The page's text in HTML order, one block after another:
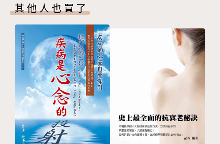
拾樂觀心態、恢復有品質的睡眠、培養心理韌性、增強
免疫防禦力、並重新融入環境以重拾或維護健康。
「嵐士義的觀點非常珍貴，因為他特別邀請我們聆聽自
己的需求。這是通往更快樂、更平靜生活的壯闊轉變之
路。」
──佛德列克．洛佩茲（Frédéric Lopez），法國電
視製作人與知名主持人
作者簡介
第3章 準備沉浸於植物中
「意向」的重要性
感知隱藏在大自然的象徵意義
雄偉之樹象徵長壽和力量
如何善用大自然的其他元素
在兩次行走之間，如何保持與大自然和諧共處？
Part 2 將森林裡的行走轉為重新連結之道
第4章 如何隨著四季泰然行走
學習放慢腳步
防患未然
其他人也買了